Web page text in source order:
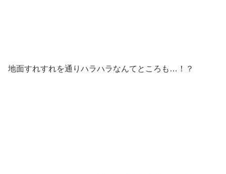
地面すれすれを通りハラハラなんてところも…！？